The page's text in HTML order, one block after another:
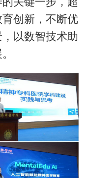
创新，不断优
以数智技术助